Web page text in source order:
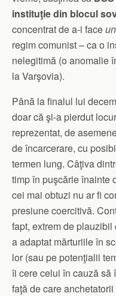
instituţie din blocul
concentrat de a-i face
regim comunist – ca o
nelegitimă (o anomalie
la Varşovia).
Până la finalul lui
doar că şi-a pierdut
reprezentat, de
de încarcerare, cu
termen lung. Câţiva
timp în puşcărie înainte
cei mai obtuzi nu ar fi
presiune coercitivă.
fapt, extrem de
a adaptat mărturiile în
lor (sau pe potenţialii
îi cere celui în cauză să
faţă de care